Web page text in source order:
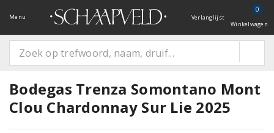
Menu Verlanglijst
0
Winkelwagen
Bodegas Trenza Somontano Mont
Clou Chardonnay Sur Lie 2025